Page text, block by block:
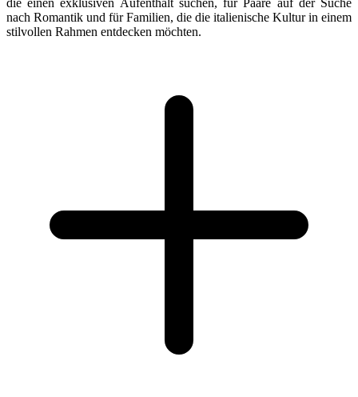
die einen exklusiven Aufenthalt suchen, für Paare auf der Suche
nach Romantik und für Familien, die die italienische Kultur in einem
stilvollen Rahmen entdecken möchten.